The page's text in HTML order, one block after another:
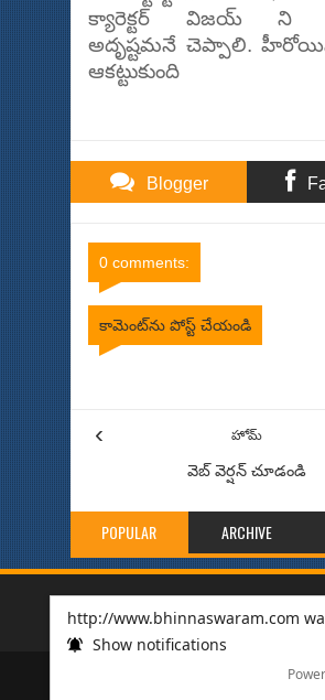
http://www.bhinnaswaram.com
Show notifications
క్యారెక్టర్ విజయ్ ని
అదృష్టమనే చెప్పాలి.
ఆకట్టుకుంది
Blogger
0 comments:
కామెంట్‌ను పోస్ట్ చేయండి
‹ హోమ్
వెబ్ వెర్షన్‌ చూడండి
POPULAR ARCHIVE
bhinnaswaramAll
Abdul